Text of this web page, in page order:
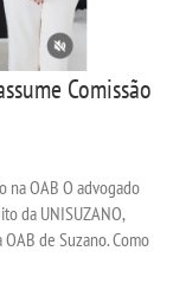
Comissão
na OAB O advogado
da UNISUZANO,
de Suzano. Como